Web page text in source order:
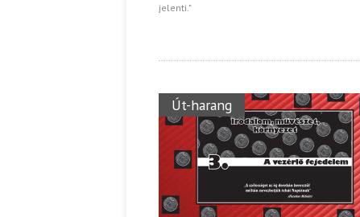
jelenti."
Út-harang